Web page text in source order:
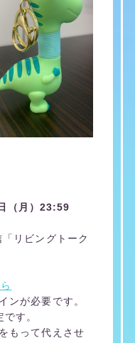
（月）23:59
リビングトーク
ンが必要です。
す。
もって代えさせ